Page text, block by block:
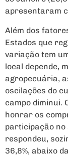
apresentaram
Além dos
Estados que
variação tem
local depende,
agropecuária,
oscilações do
campo diminui.
honrar os
participação no
respondeu,
36,8%, abaixo